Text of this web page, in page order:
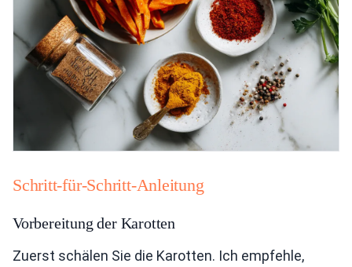
Schritt-für-Schritt-Anleitung
Vorbereitung der Karotten
Zuerst schälen Sie die Karotten. Ich empfehle,